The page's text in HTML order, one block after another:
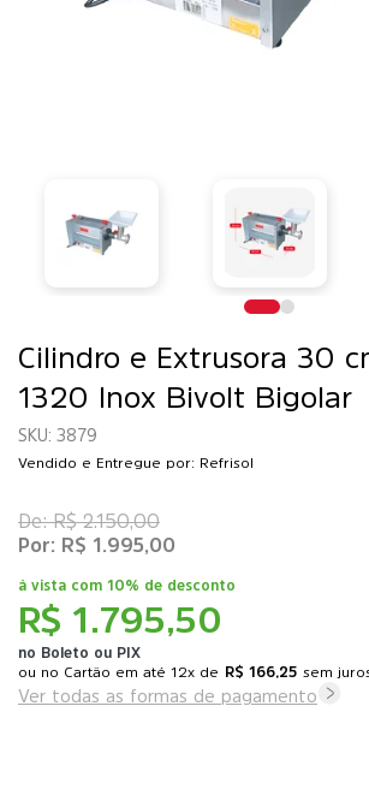
Cilindro e Extrusora 30
1320 Inox Bivolt Bigolar
3879
Vendido e Entregue por: Refrisol
R$ 1.795,50
no Boleto ou PIX
à vista com 10% de desconto
R$ 2.150,00
R$ 1.995,00
ou 12x de R$ 166,25 sem
Ver todas as formas de pagamento